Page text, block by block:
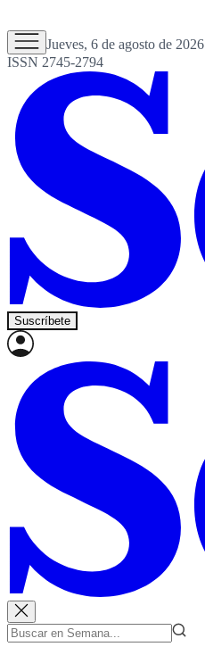
Jueves, 6 de agosto de 2026
ISSN 2745-2794
Suscríbete